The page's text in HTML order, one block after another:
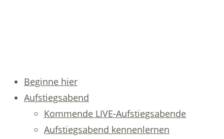
Beginne hier
Aufstiegsabend
Kommende LIVE-Aufstiegsabende
Aufstiegsabend kennenlernen